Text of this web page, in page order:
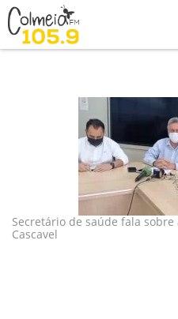
Blog
Secretário de saúde fala
Cascavel